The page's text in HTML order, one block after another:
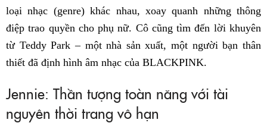
loại nhạc (genre) khác nhau, xoay quanh những thông
điệp trao quyền cho phụ nữ. Cô cũng tìm đến lời khuyên
từ Teddy Park – một nhà sản xuất, một người bạn thân
thiết đã định hình âm nhạc của BLACKPINK.
Jennie: Thần tượng toàn năng với tài
nguyên thời trang vô hạn